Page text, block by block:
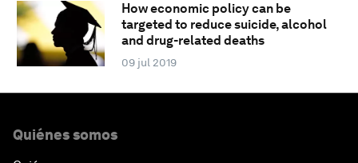
How economic policy can be
targeted to reduce suicide, alcohol
and drug-related deaths
09 jul 2019
Quiénes somos